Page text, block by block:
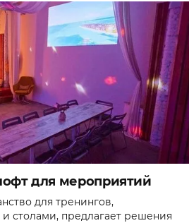
для мероприятий
для тренингов,
столами, предлагает решения